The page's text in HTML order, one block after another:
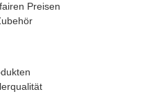
Preisen